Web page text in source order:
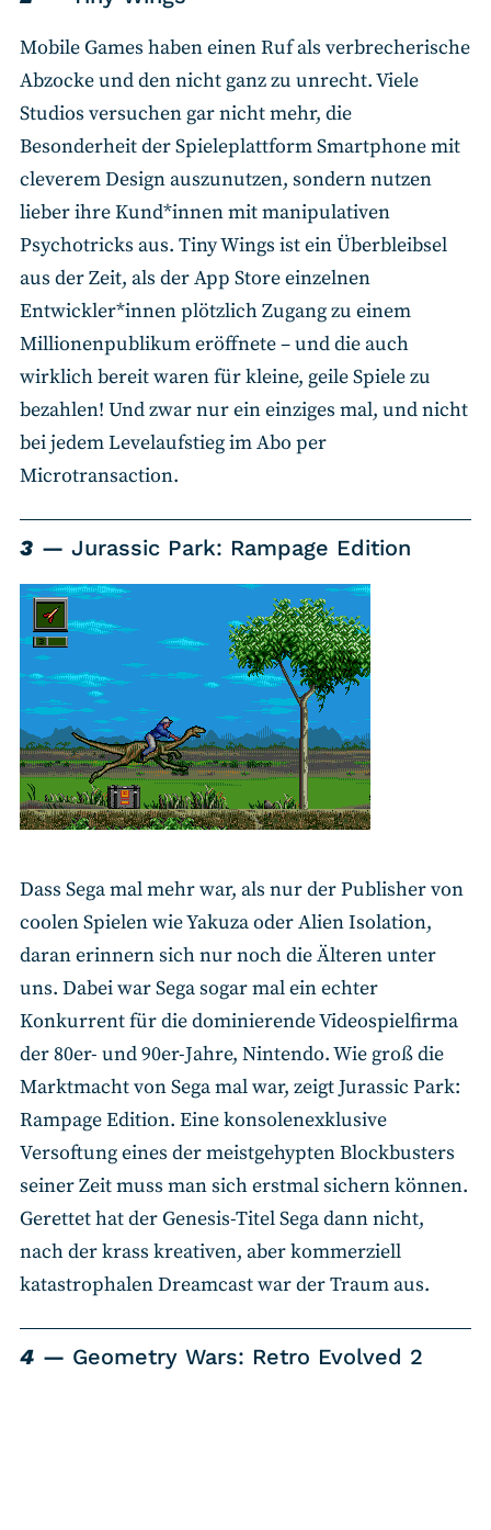
Mobile Games haben einen Ruf als verbrecherische
Abzocke und den nicht ganz zu unrecht. Viele
Studios versuchen gar nicht mehr, die
Besonderheit der Spieleplattform Smartphone mit
cleverem Design auszunutzen, sondern nutzen
lieber ihre Kund*innen mit manipulativen
Psychotricks aus. Tiny Wings ist ein Überbleibsel
aus der Zeit, als der App Store einzelnen
Entwickler*innen plötzlich Zugang zu einem
Millionenpublikum eröffnete – und die auch
wirklich bereit waren für kleine, geile Spiele zu
bezahlen! Und zwar nur ein einziges mal, und nicht
bei jedem Levelaufstieg im Abo per
Microtransaction.
3 Jurassic Park: Rampage Edition
Dass Sega mal mehr war, als nur der Publisher von
coolen Spielen wie Yakuza oder Alien Isolation,
daran erinnern sich nur noch die Älteren unter
uns. Dabei war Sega sogar mal ein echter
Konkurrent für die dominierende Videospielfirma
der 80er- und 90er-Jahre, Nintendo. Wie groß die
Marktmacht von Sega mal war, zeigt Jurassic Park:
Rampage Edition. Eine konsolenexklusive
Versoftung eines der meistgehypten Blockbusters
seiner Zeit muss man sich erstmal sichern können.
Gerettet hat der Genesis-Titel Sega dann nicht,
nach der krass kreativen, aber kommerziell
katastrophalen Dreamcast war der Traum aus.
4 Geometry Wars: Retro Evolved 2